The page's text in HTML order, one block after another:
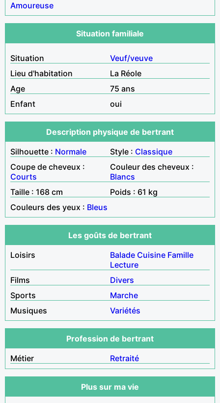
Amoureuse
Situation familiale
Situation
Veuf/veuve
Lieu d'habitation
La Réole
Age
75 ans
Enfant
oui
Description physique de bertrant
Silhouette : Normale Style : Classique
Coupe de cheveux :
Courts
Couleur des cheveux :
Blancs
Taille : 168 cm
Poids : 61 kg
Couleurs des yeux : Bleus
Les goûts de bertrant
Loisirs
Balade Cuisine Famille
Lecture
Films
Divers
Sports
Marche
Musiques
Variétés
Profession de bertrant
Métier
Retraité
Plus sur ma vie